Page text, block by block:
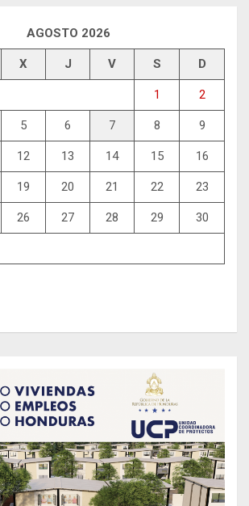
AGOSTO 2026
X J V S D
1 2
5 6 7 8 9
12 13 14 15 16
19 20 21 22 23
26 27 28 29 30